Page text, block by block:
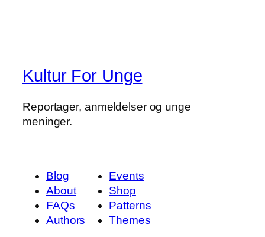
Kultur For Unge
Reportager, anmeldelser og unge
meninger.
Blog
About
FAQs
Authors
Events
Shop
Patterns
Themes